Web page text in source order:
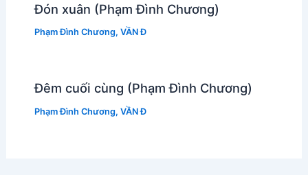
Đón xuân (Phạm Đình Chương)
Phạm Đình Chương, VẦN Đ
Đêm cuối cùng (Phạm Đình Chương)
Phạm Đình Chương, VẦN Đ